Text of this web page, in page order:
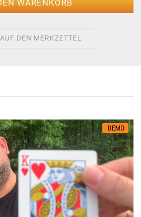
AUF DEN MERKZETTEL